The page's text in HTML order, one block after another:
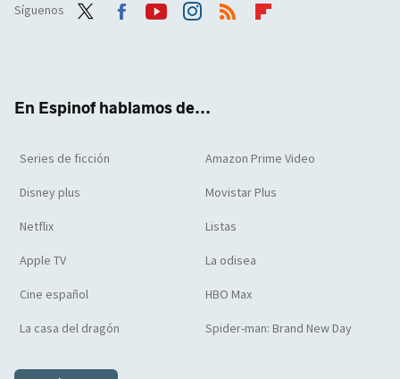
Síguenos
En Espinof hablamos de...
Series de ficción Amazon Prime Video
Disney plus Movistar Plus
Netflix Listas
Apple TV La odisea
Cine español HBO Max
La casa del dragón Spider-man: Brand New Day